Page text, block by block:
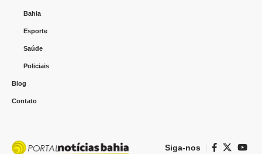
Bahia
Esporte
Saúde
Policiais
Blog
Contato
Siga-nos